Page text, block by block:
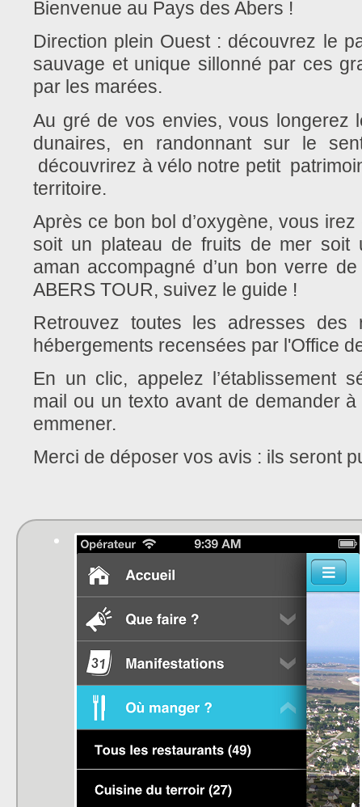
Bienvenue au Pays des Abers !
Direction plein Ouest : découvrez le
sauvage et unique sillonné par ces
par les marées.
Au gré de vos envies, vous longerez
dunaires, en randonnant sur le
découvrirez à vélo notre petit
territoire.
Après ce bon bol d’oxygène, vous irez
soit un plateau de fruits de mer soit
aman accompagné d’un bon verre
ABERS TOUR, suivez le guide !
Retrouvez toutes les adresses des
hébergements recensées par l'Office
En un clic, appelez l’établissement
mail ou un texto avant de demander
emmener.
Merci de déposer vos avis : ils seront